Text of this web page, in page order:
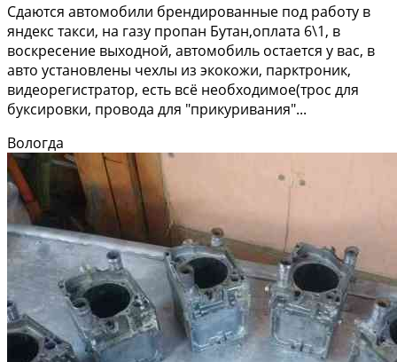
Сдаются автомобили брендированные под работу в
яндекс такси, на газу пропан Бутан,оплата 6\1, в
воскресение выходной, автомобиль остается у вас, в
авто установлены чехлы из экокожи, парктроник,
видеорегистратор, есть всё необходимое(трос для
буксировки, провода для "прикуривания"...
Вологда